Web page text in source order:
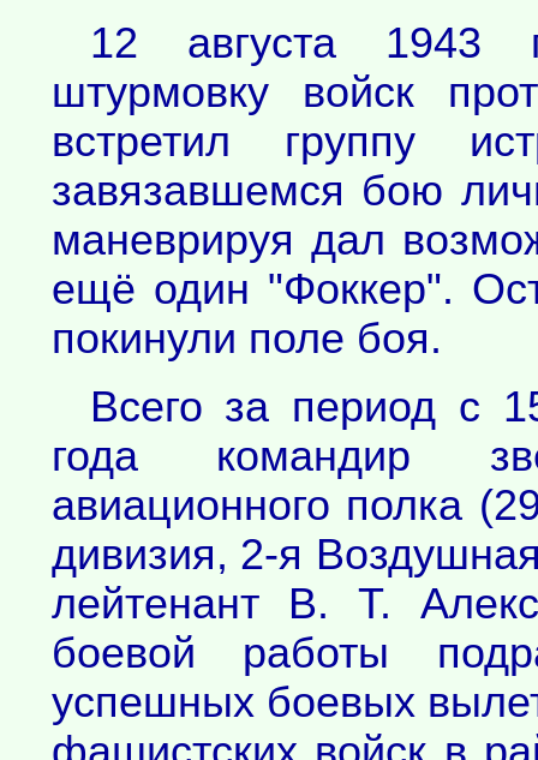
12 августа 1943
штурмовку войск
встретил группу
завязавшемся бою
маневрируя дал
ещё один "Фоккер".
покинули поле боя.
Всего за период с
года командир
авиационного полка
дивизия, 2-я
лейтенант В. Т.
боевой работы
успешных боевых